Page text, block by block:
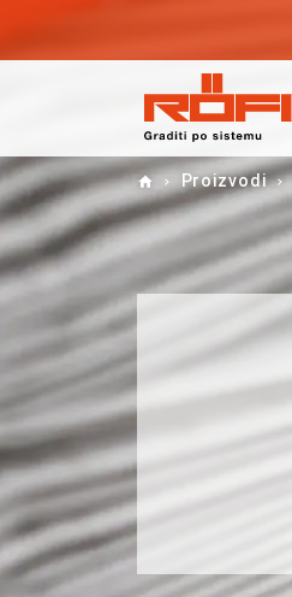
HomeProizvodi